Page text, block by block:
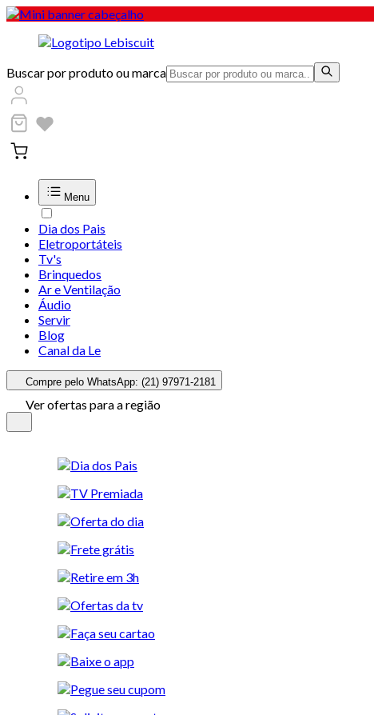
Buscar por produto ou marca
Menu
Dia dos Pais
Eletroportáteis
Tv's
Brinquedos
Ar e Ventilação
Áudio
Servir
Blog
Canal da Le
Compre pelo WhatsApp: (21) 97971-2181
Ver ofertas para a região